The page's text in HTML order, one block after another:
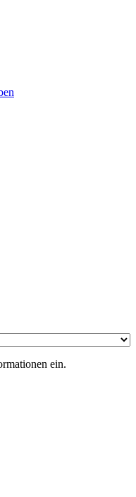
ein.